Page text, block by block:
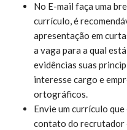
No E-mail faça uma
currículo, é
apresentação em
a vaga para a qual
evidências suas
interesse cargo e
ortográficos.
Envie um currículo
contato do recrutador